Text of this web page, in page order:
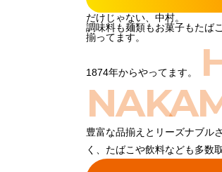
だけじゃない、中村。
調味料も麺類もお菓子もたば
揃ってます。
1874年からやってます。
豊富な品揃えとリーズナブル
く、たばこや飲料なども多数